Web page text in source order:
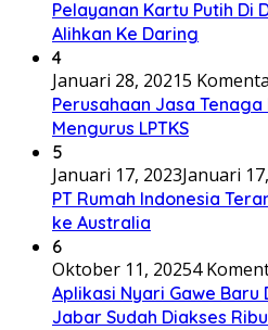
Pelayanan Kartu Putih Di
Alihkan Ke Daring
4
Januari 28, 20215
Perusahaan Jasa
Mengurus LPTKS
5
Januari 17, 2023Januari
PT Rumah Indonesia
ke Australia
6
Oktober 11, 20254
Aplikasi Nyari Gawe
Jabar Sudah Diakses